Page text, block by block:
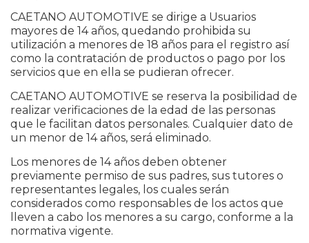
CAETANO AUTOMOTIVE se dirige a Usuarios
mayores de 14 años, quedando prohibida su
utilización a menores de 18 años para el registro así
como la contratación de productos o pago por los
servicios que en ella se pudieran ofrecer.
CAETANO AUTOMOTIVE se reserva la posibilidad de
realizar verificaciones de la edad de las personas
que le facilitan datos personales. Cualquier dato de
un menor de 14 años, será eliminado.
Los menores de 14 años deben obtener
previamente permiso de sus padres, sus tutores o
representantes legales, los cuales serán
considerados como responsables de los actos que
lleven a cabo los menores a su cargo, conforme a la
normativa vigente.